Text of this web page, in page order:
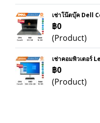
เช่าโน๊ตบุ๊ค Dell
฿0
(Product)
เช่าคอมพิวเตอร์
฿0
(Product)